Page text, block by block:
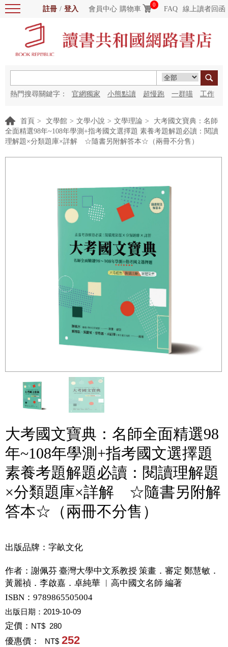
註冊 / 登入 會員中心 購物車
0
FAQ 線上讀者回函
熱門搜尋關鍵字： 官網獨家 小熊點讀 超慢跑 一群喵 工作
首頁 > 文學館 > 文學小說 > 文學理論 >
大考國文寶典：名師
全面精選98年~108年學測+指考國文選擇題 素養考題解題必讀：閱讀
理解題×分類題庫×詳解 ☆隨書另附解答本☆（兩冊不分售）
大考國文寶典：名師全面精選98
年~108年學測+指考國文選擇題
素養考題解題必讀：閱讀理解題
×分類題庫×詳解 ☆隨書另附解
答本☆（兩冊不分售）
出版品牌：字畝文化
作者： 謝佩芬 臺灣大學中文系教授 策畫．審定 鄭慧敏．
黃麗禎．李啟嘉．卓純華 ︱高中國文名師 編著
ISBN：9789865505004
出版日期： 2019-10-09
定價： NT$ 280
優惠價： NT$ 252